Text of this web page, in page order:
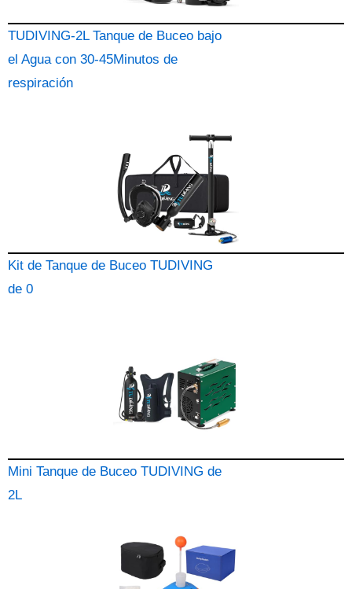
TUDIVING-2L Tanque de Buceo bajo
el Agua con 30-45Minutos de
respiración
Kit de Tanque de Buceo TUDIVING
de 0
Mini Tanque de Buceo TUDIVING de
2L